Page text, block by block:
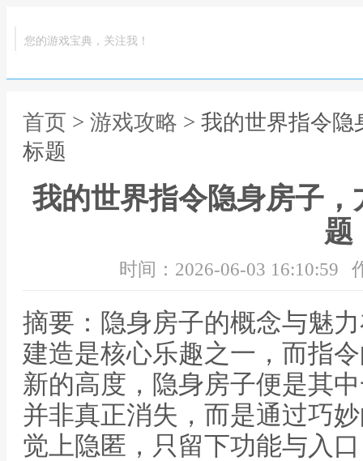
您的游戏宝典，关注我！
首页 > 游戏攻略 > 我的世界指令
标题
我的世界指令隐身房子
题
时间：2026-06-03 16:10:59
摘要：隐身房子的概念与魅
建造是核心乐趣之一，而指
新的高度，隐身房子便是其
并非真正消失，而是通过巧
觉上隐匿，只留下功能与入